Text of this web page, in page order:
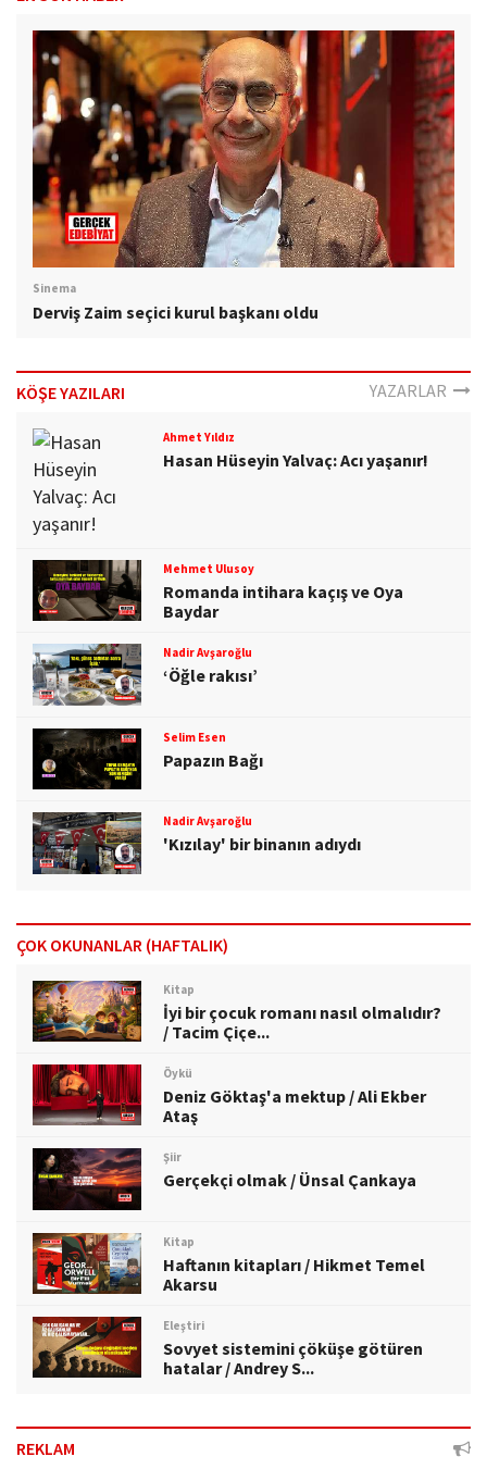
Sinema
Derviş Zaim seçici kurul başkanı oldu
KÖŞE YAZILARI YAZARLAR
Ahmet Yıldız
Hasan Hüseyin Yalvaç: Acı yaşanır!
Mehmet Ulusoy
Romanda intihara kaçış ve Oya
Baydar
Nadir Avşaroğlu
‘Öğle rakısı’
Selim Esen
Papazın Bağı
Nadir Avşaroğlu
'Kızılay' bir binanın adıydı
ÇOK OKUNANLAR (HAFTALIK)
Kitap
İyi bir çocuk romanı nasıl olmalıdır?
/ Tacim Çiçe...
Öykü
Deniz Göktaş'a mektup / Ali Ekber
Ataş
Şiir
Gerçekçi olmak / Ünsal Çankaya
Kitap
Haftanın kitapları / Hikmet Temel
Akarsu
Eleştiri
Sovyet sistemini çöküşe götüren
hatalar / Andrey S...
REKLAM